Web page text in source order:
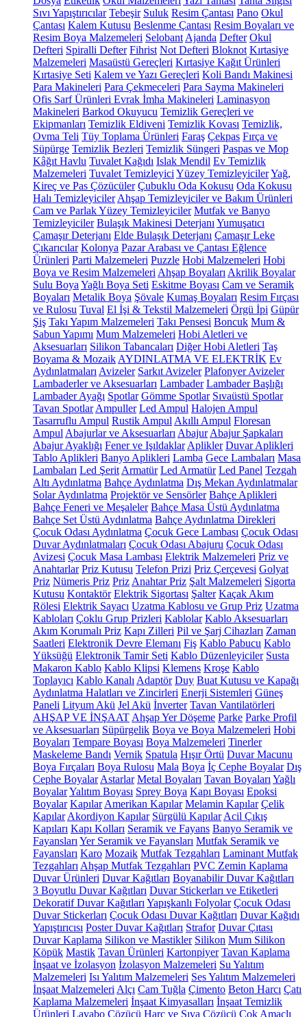
Sıvı Yapıştırıcılar Tebeşir Suluk Resim Çantası Pano Okul
Çantası Kalem Kutusu Beslenme Çantası Resim Boyaları ve
Resim Boya Malzemeleri Selobant Ajanda Defter Okul
Defteri Spiralli Defter Fihrist Not Defteri Bloknot Kırtasiye
Malzemeleri Masaüstü Gereçleri Kırtasiye Kağıt Ürünleri
Kırtasiye Seti Kalem ve Yazı Gereçleri Koli Bandı Makinesi
Para Makineleri Para Çekmeceleri Para Sayma Makineleri
Ofis Sarf Ürünleri Evrak İmha Makineleri Laminasyon
Makineleri Barkod Okuyucu Temizlik Gereçleri ve
Ekipmanları Temizlik Eldiveni Temizlik Kovası Temizlik,
Ovma Teli Tüy Toplama Ürünleri Faraş Çekpas Fırça ve
Süpürge Temizlik Bezleri Temizlik Süngeri Paspas ve Mop
Kâğıt Havlu Tuvalet Kağıdı Islak Mendil Ev Temizlik
Malzemeleri Tuvalet Temizleyici Yüzey TemizleyicilerYağ,
Kireç ve Pas Çözücüler Çubuklu Oda Kokusu Oda Kokusu
Halı Temizleyiciler Ahşap Temizleyiciler ve Bakım Ürünleri
Cam ve Parlak Yüzey Temizleyiciler Mutfak ve Banyo
Temizleyiciler Bulaşık Makinesi Deterjanı Yumuşatıcı
Çamaşır Deterjanı Elde Bulaşık Deterjanı Çamaşır Leke
Çıkarıcılar Kolonya Pazar Arabası ve Çantası Eğlence
Ürünleri Parti Malzemeleri Puzzle Hobi Malzemeleri Hobi
Boya ve Resim Malzemeleri Ahşap Boyaları Akrilik Boyalar
Sulu Boya Yağlı Boya Seti Eskitme Boyası Cam ve Seramik
Boyaları Metalik Boya Şövale Kumaş Boyaları Resim Fırçası
ve Rulosu Tuval El İşi & Tekstil Malzemeleri Örgü İpi Güpür
Şiş Takı Yapım Malzemeleri Takı Pensesi Boncuk Mum &
Sabun Yapımı Mum Malzemeleri Hobi Aletleri ve
Aksesuarları Silikon Tabancaları Diğer Hobi Aletleri Taş
Boyama & Mozaik AYDINLATMA VE ELEKTRİK Ev
Aydınlatmaları Avizeler Sarkıt Avizeler Plafonyer Avizeler
Lambaderler ve Aksesuarları Lambader Lambader Başlığı
Lambader Ayağı Spotlar Gömme Spotlar Sıvaüstü Spotlar
Tavan Spotlar Ampuller Led Ampul Halojen Ampul
Tasarruflu Ampul Rustik Ampul Akıllı Ampul Floresan
Ampul Abajurlar ve Aksesuarları Abajur Abajur Şapkaları
Abajur Ayaklığı Fener ve Işıldaklar Aplikler Duvar Aplikleri
Tablo Aplikleri Banyo Aplikleri Lamba Gece Lambaları Masa
Lambaları Led Şerit Armatür Led Armatür Led Panel Tezgah
Altı Aydınlatma Bahçe Aydınlatma Dış Mekan Aydınlatmalar
Solar Aydınlatma Projektör ve Sensörler Bahçe Aplikleri
Bahçe Feneri ve Meşaleler Bahçe Masa Üstü Aydınlatma
Bahçe Set Üstü Aydınlatma Bahçe Aydınlatma Direkleri
Çocuk Odası Aydınlatma Çocuk Gece Lambası Çocuk Odası
Duvar Aydınlatmaları Çocuk Odası Abajuru Çocuk Odası
Avizesi Çocuk Masa Lambası Elektrik Malzemeleri Priz ve
Anahtarlar Priz Kutusu Telefon Prizi Priz Çerçevesi Golyat
Priz Nümeris Priz Priz Anahtar Priz Şalt Malzemeleri Sigorta
Kutusu Kontaktör Elektrik Sigortası Şalter Kaçak Akım
Rölesi Elektrik Sayacı Uzatma Kablosu ve Grup Priz Uzatma
Kabloları Çoklu Grup Prizleri Kablolar Kablo Aksesuarları
Akım Korumalı Priz Kapı Zilleri Pil ve Şarj Cihazları Zaman
Saatleri Elektronik Devre Elemanı Fiş Kablo Pabucu Kablo
Yüksüğü Elektronik Tamir Seti Kablo Düzenleyiciler Susta
Makaron Kablo Kablo Klipsi Klemens Kroşe Kablo
Toplayıcı Kablo Kanalı Adaptör Duy Buat Kutusu ve Kapağı
Aydınlatma Halatları ve Zincirleri Enerji Sistemleri Güneş
Paneli Lityum Akü Jel Akü İnverter Tavan Vantilatörleri
AHŞAP VE İNŞAAT Ahşap Yer Döşeme Parke Parke Profil
ve Aksesuarları Süpürgelik Boya ve Boya Malzemeleri Hobi
Boyaları Tempare Boyası Boya Malzemeleri Tinerler
Maskeleme Bandı Vernik Spatula Hışır Örtü Duvar Macunu
Boya Fırçaları Boya Rulosu Mala Boya İç Cephe Boyalar Dış
Cephe Boyalar Astarlar Metal Boyaları Tavan Boyaları Yağlı
BoyalarYalıtım Boyası Sprey Boya Kapı Boyası Epoksi
Boyalar Kapılar Amerikan Kapılar Melamin Kapılar Çelik
Kapılar Akordiyon Kapılar Sürgülü Kapılar Acil Çıkış
Kapıları Kapı Kolları Seramik ve Fayans Banyo Seramik ve
Fayansları Yer Seramik ve Fayansları Mutfak Seramik ve
Fayansları Karo Mozaik Mutfak Tezgahları Laminant Mutfak
Tezgahları Ahşap Mutfak Tezgahları PVC Zemin Kaplama
Duvar Ürünleri Duvar Kağıtları Boyanabilir Duvar Kağıtları
3 Boyutlu Duvar Kağıtları Duvar Stickerları ve Etiketleri
Dekoratif Duvar Kağıtları Yapışkanlı Folyolar Çocuk Odası
Duvar Stickerları Çocuk Odası Duvar Kağıtları Duvar Kağıdı
Yapıştırıcısı Poster Duvar Kağıtları Strafor Duvar Çıtası
Duvar Kaplama Silikon ve Mastikler Silikon Mum Silikon
Köpük Mastik Tavan Ürünleri Kartonpiyer Tavan Kaplama
İnşaat ve İzolasyon İzolasyon Malzemeleri Su Yalıtım
Malzemeleri Isı Yalıtım Malzemeleri Ses Yalıtım Malzemeleri
İnşaat Malzemeleri Alçı Cam Tuğla Çimento Beton Harcı Çatı
Kaplama Malzemeleri İnşaat Kimyasalları İnşaat Temizlik
Ürünleri Lavabo Çözücü Harç ve Sıva Çözücü Çok Amaçlı